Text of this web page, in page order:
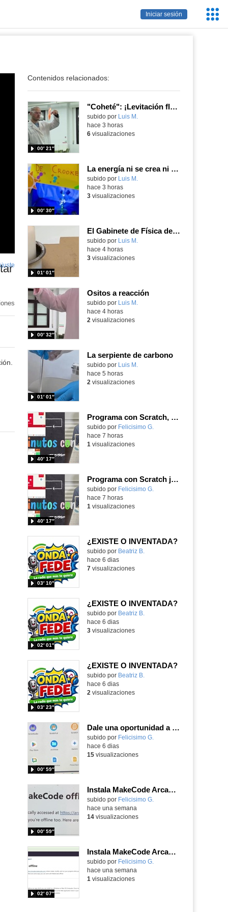
Iniciar sesión
pantalla
Contenidos relacionados:
"Coheté": ¡Levitación flamígera!
Contenido educativo.
subido por Luis M.
00′ 21″
hace 3 horas
6visualizaciones
La energía ni se crea ni se destruye... ¡se experimenta! El Tierno en la Feria Madrid es Ciencia 2026
Contenido educativo.
subido por Luis M.
00′ 30″
hace 3 horas
3visualizaciones
El Gabinete de Física del IES Enrique Tierno Galván de Parla (Curso 25-26)
Contenido educativo.
subido por Luis M.
01′ 01″
hace 4 horas
3visualizaciones
Ositos a reacción
Contenido educativo.
subido por Luis M.
00′ 32″
hace 4 horas
2 visualizaciones
La serpiente de carbono
Contenido educativo.
subido por Luis M.
01′ 01″
hace 5 horas
2 visualizaciones
Programa con Scratch, 8 diferentes juegos para vivir la emoción de los partidos de España en el mundial 2026
Contenido educativo.
subido por Felicisimo G.
40′ 17″
hace 7 horas
1 visualizaciones
Programa con Scratch juegos con los partidos del mundial 2026 ganados por España
Contenido educativo.
subido por Felicisimo G.
40′ 17″
hace 7 horas
1 visualizaciones
¿EXISTE O INVENTADA?
Contenido educativo.
subido por Beatriz B.
03′ 10″
hace 6 dias
7visualizaciones
¿EXISTE O INVENTADA?
Contenido educativo.
subido por Beatriz B.
02′ 01″
hace 6 dias
3visualizaciones
¿EXISTE O INVENTADA?
Contenido educativo.
subido por Beatriz B.
03′ 23″
hace 6 dias
2 visualizaciones
Dale una oportunidad a los Chromebooks y utiliza un proyector para realizar talleres si no tienes pantallas táctiles
Contenido educativo.
subido por Felicisimo G.
00′ 59″
hace 6 dias
15visualizaciones
Instala MakeCode Arcade para trabajar offline en tu tablet, ordenador, Chromebook
Contenido educativo.
subido por Felicisimo G.
00′ 59″
hace una semana
14visualizaciones
Instala MakeCode Arcade offline para programar grandes juegos sin necesidad de Internet
Contenido educativo.
subido por Felicisimo G.
02′ 07″
hace una semana
1 visualizaciones